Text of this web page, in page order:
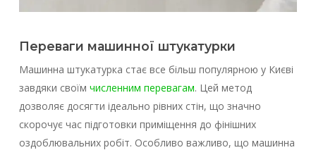
Переваги машинної штукатурки
Машинна штукатурка стає все більш популярною у Києві
завдяки своїмчисленним перевагам. Цей метод
дозволяє досягти ідеально рівних стін, що значно
скорочує час підготовки приміщення до фінішних
оздоблювальних робіт. Особливо важливо, що машинна